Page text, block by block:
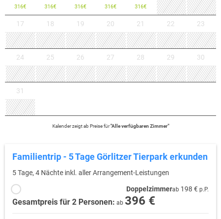
316€ 316€ 316€ 316€ 316€
17 18 19 20 21 22 23
24 25 26 27 28 29 30
31
Kalender zeigtab Preise für"Alle verfügbaren Zimmer"
Familientrip - 5 Tage Görlitzer Tierpark erkunden
5 Tage, 4 Nächte inkl. aller Arrangement-Leistungen
Doppelzimmerab 198 € p.P.
Gesamtpreis für 2 Personen: ab 396 €